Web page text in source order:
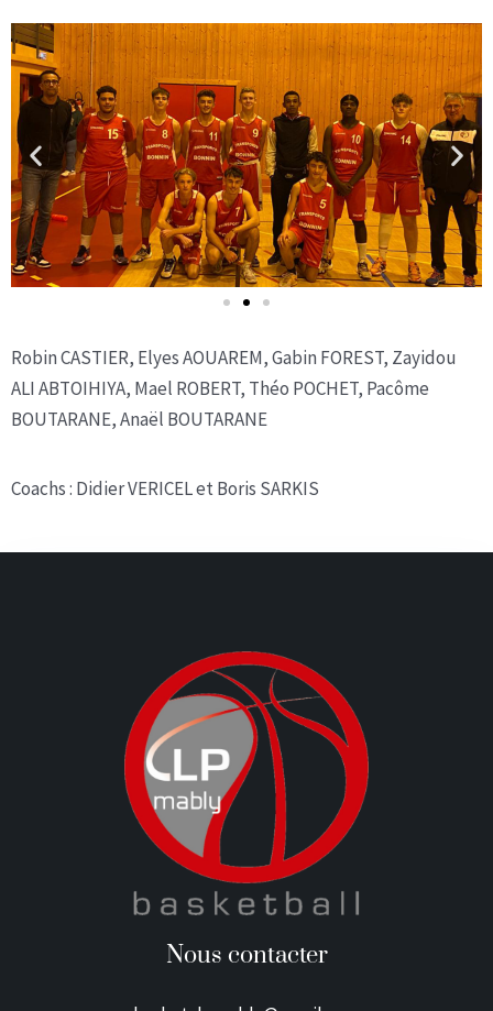
Robin CASTIER, Elyes AOUAREM, Gabin FOREST, Zayidou
ALI ABTOIHIYA, Mael ROBERT, Théo POCHET, Pacôme
BOUTARANE, Anaël BOUTARANE
Coachs : Didier VERICEL et Boris SARKIS
Nous contacter